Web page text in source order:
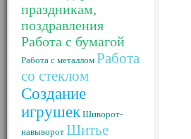
праздникам,
поздравления
Работа с бумагой
Работа с металлом Работа
со стеклом
Создание
игрушек Шиворот-
навыворот Шитье